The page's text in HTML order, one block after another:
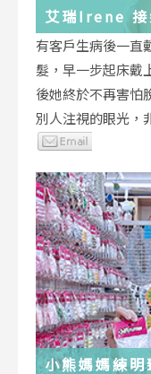
艾瑞Irene 接
有客戶生病後一直
髮，早一步起床戴
後她終於不再害怕
別人注視的眼光，
小熊媽媽練